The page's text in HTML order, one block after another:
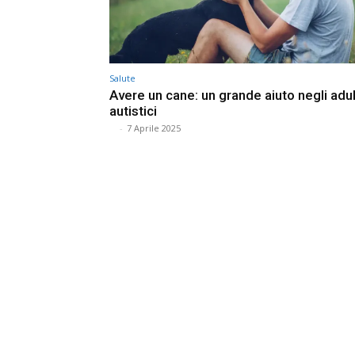
Salute
Avere un cane: un grande aiuto negli
autistici
- 7 Aprile 2025